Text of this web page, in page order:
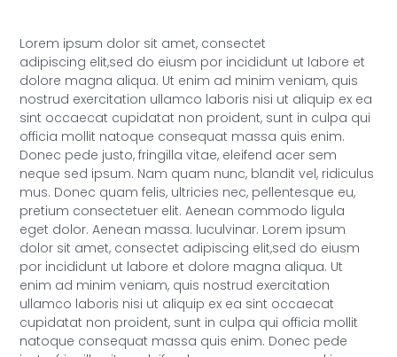
Lorem ipsum dolor sit amet, consectet
adipiscing elit,sed do eiusm por incididunt ut labore et
dolore magna aliqua. Ut enim ad minim veniam, quis
nostrud exercitation ullamco laboris nisi ut aliquip ex ea
sint occaecat cupidatat non proident, sunt in culpa qui
officia mollit natoque consequat massa quis enim.
Donec pede justo, fringilla vitae, eleifend acer sem
neque sed ipsum. Nam quam nunc, blandit vel, ridiculus
mus. Donec quam felis, ultricies nec, pellentesque eu,
pretium consectetuer elit. Aenean commodo ligula
eget dolor. Aenean massa. luculvinar. Lorem ipsum
dolor sit amet, consectet adipiscing elit,sed do eiusm
por incididunt ut labore et dolore magna aliqua. Ut
enim ad minim veniam, quis nostrud exercitation
ullamco laboris nisi ut aliquip ex ea sint occaecat
cupidatat non proident, sunt in culpa qui officia mollit
natoque consequat massa quis enim. Donec pede